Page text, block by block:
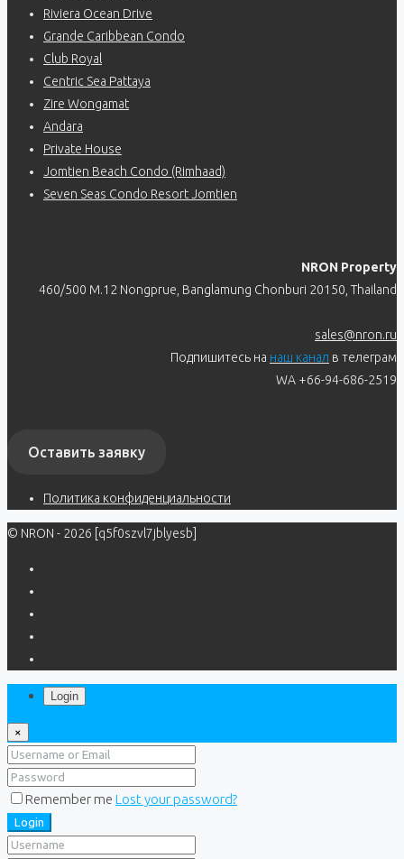
Riviera Ocean Drive
Grande Caribbean Condo
Club Royal
Centric Sea Pattaya
Zire Wongamat
Andara
Private House
Jomtien Beach Condo (Rimhaad)
Seven Seas Condo Resort Jomtien
NRON Property
460/500 M.12 Nongprue, Banglamung Chonburi 20150, Thailand
sales@nron.ru
Подпишитесь на наш канал в телеграм
WA +66-94-686-2519
Оставить заявку
Политика конфиденциальности
© NRON - 2026 [q5f0szvl7jblyesb]
Login
×
Remember me Lost your password?
Login